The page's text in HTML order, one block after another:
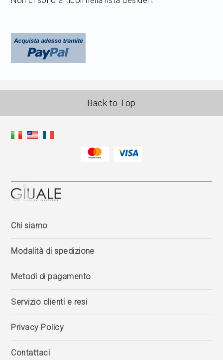
Back to Top
Chi siamo
Modalità di spedizione
Metodi di pagamento
Servizio clienti e resi
Privacy Policy
Contattaci